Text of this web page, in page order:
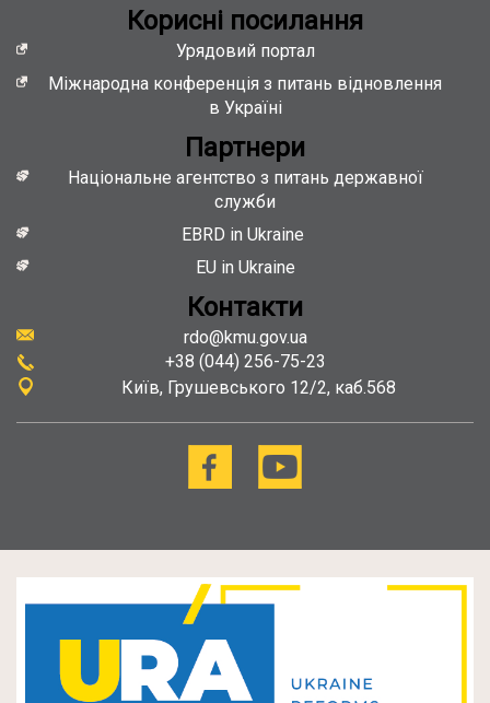
Кориснi посилання
Урядовий портал
Міжнародна конференція з питань відновлення
в Україні
Партнери
Національне агентство з питань державної
служби
EBRD in Ukraine
EU in Ukraine
Контакти
rdo@kmu.gov.ua
+38 (044) 256-75-23
Київ Грушевського 12/2, каб.568